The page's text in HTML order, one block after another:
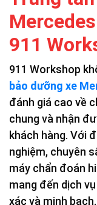
911
911 Workshop
bảo dưỡng xe
đánh giá cao về
chung và nhận
khách hàng. Với
nghiệm, chuyên
máy chẩn đoán
mang đến dịch
xác và minh bạch.